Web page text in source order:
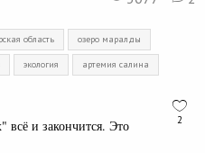
область озеро маралды
экология артемия салина
2
всё и закончится. Это